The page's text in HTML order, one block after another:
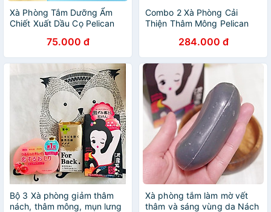
Xà Phòng Tắm Dưỡng Ẩm
Chiết Xuất Dầu Cọ Pelican
75.000 đ
Combo 2 Xà Phòng Cải
Thiện Thâm Mông Pelican
284.000 đ
Bộ 3 Xà phòng giảm thâm
nách, thâm mông, mụn lưng
Xà phòng tắm làm mờ vết
thâm và sáng vùng da Nách